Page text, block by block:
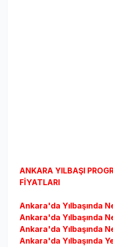
ANKARA YILBAŞI
FİYATLARI
Ankara'da Yılbaşında
Ankara'da Yılbaşında
Ankara'da Yılbaşında
Ankara'da Yılbaşında